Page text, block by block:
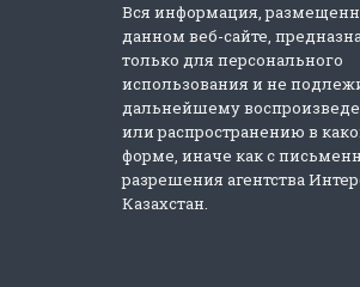
Вся информация,
данном веб-сайте,
только для персонального
использования и не
дальнейшему
или распространению в
форме, иначе как с
разрешения агентства
Казахстан.